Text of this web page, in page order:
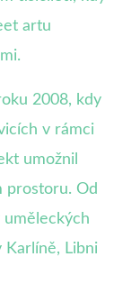
artu
2008, kdy
v rámci
umožnil
prostoru. Od
Karlíně, Libni